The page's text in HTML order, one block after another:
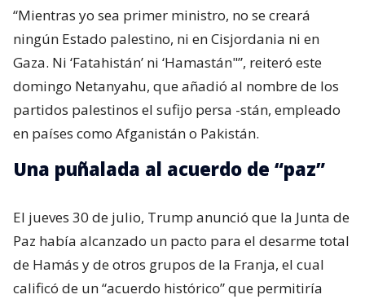
“Mientras yo sea primer ministro, no se creará
ningún Estado palestino, ni en Cisjordania ni en
Gaza. Ni ‘Fatahistán’ ni ‘Hamastán"”, reiteró este
domingo Netanyahu, que añadió al nombre de los
partidos palestinos el sufijo persa -stán, empleado
en países como Afganistán o Pakistán.
Una puñalada al acuerdo de “paz”
El jueves 30 de julio, Trump anunció que la Junta de
Paz había alcanzado un pacto para el desarme total
de Hamás y de otros grupos de la Franja, el cual
calificó de un “acuerdo histórico” que permitiría